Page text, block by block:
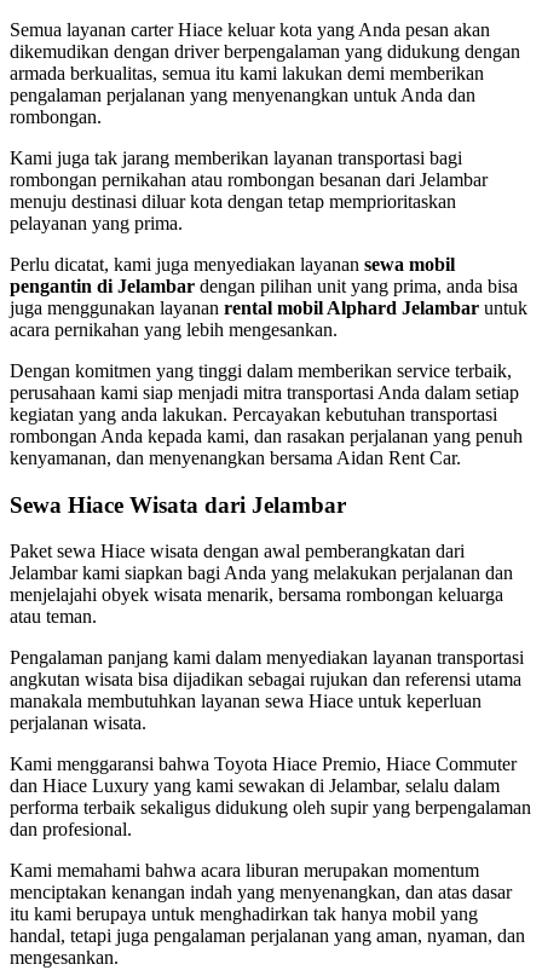
Semua layanan carter Hiace keluar kota yang Anda pesan akan
dikemudikan dengan driver berpengalaman yang didukung dengan
armada berkualitas, semua itu kami lakukan demi memberikan
pengalaman perjalanan yang menyenangkan untuk Anda dan
rombongan.
Kami juga tak jarang memberikan layanan transportasi bagi
rombongan pernikahan atau rombongan besanan dari Jelambar
menuju destinasi diluar kota dengan tetap memprioritaskan
pelayanan yang prima.
Perlu dicatat, kami juga menyediakan layanan sewa mobil
pengantin di Jelambar dengan pilihan unit yang prima, anda bisa
juga menggunakan layanan rental mobil Alphard Jelambar untuk
acara pernikahan yang lebih mengesankan.
Dengan komitmen yang tinggi dalam memberikan service terbaik,
perusahaan kami siap menjadi mitra transportasi Anda dalam setiap
kegiatan yang anda lakukan. Percayakan kebutuhan transportasi
rombongan Anda kepada kami, dan rasakan perjalanan yang penuh
kenyamanan, dan menyenangkan bersama Aidan Rent Car.
Sewa Hiace Wisata dari Jelambar
Paket sewa Hiace wisata dengan awal pemberangkatan dari
Jelambar kami siapkan bagi Anda yang melakukan perjalanan dan
menjelajahi obyek wisata menarik, bersama rombongan keluarga
atau teman.
Pengalaman panjang kami dalam menyediakan layanan transportasi
angkutan wisata bisa dijadikan sebagai rujukan dan referensi utama
manakala membutuhkan layanan sewa Hiace untuk keperluan
perjalanan wisata.
Kami menggaransi bahwa Toyota Hiace Premio, Hiace Commuter
dan Hiace Luxury yang kami sewakan di Jelambar, selalu dalam
performa terbaik sekaligus didukung oleh supir yang berpengalaman
dan profesional.
Kami memahami bahwa acara liburan merupakan momentum
menciptakan kenangan indah yang menyenangkan, dan atas dasar
itu kami berupaya untuk menghadirkan tak hanya mobil yang
handal, tetapi juga pengalaman perjalanan yang aman, nyaman, dan
mengesankan.